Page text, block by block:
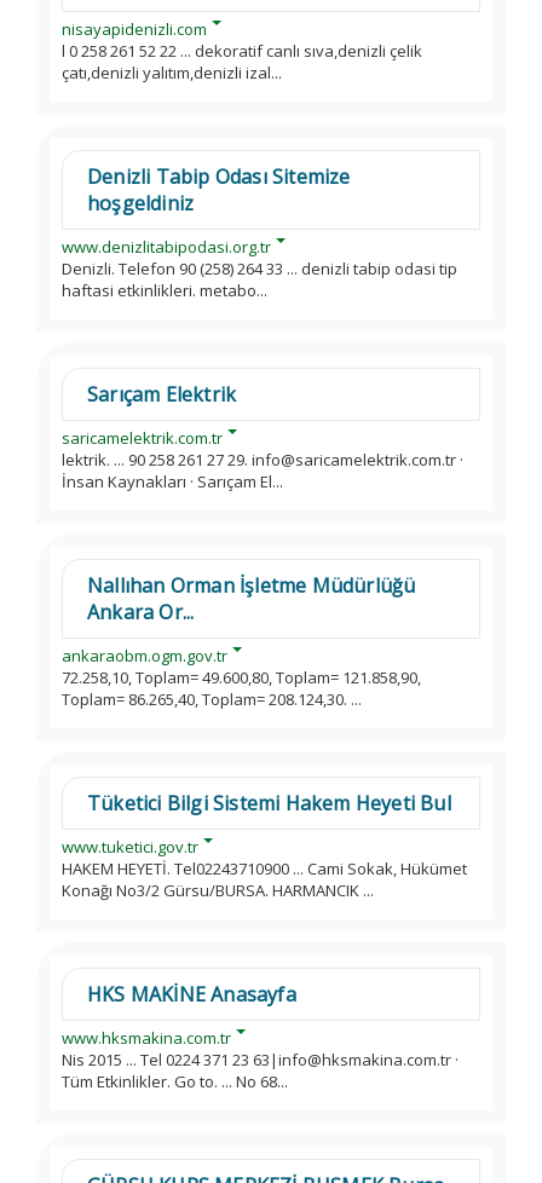
nisayapidenizli.com
l 0 258 261 52 22 ... dekoratif canlı sıva,denizli çelik
çatı,denizli yalıtım,denizli izal...
Denizli Tabip Odası Sitemize
hoşgeldiniz
www.denizlitabipodasi.org.tr
Denizli. Telefon 90 (258) 264 33 ... denizli tabip odasi tip
haftasi etkinlikleri. metabo...
Sarıçam Elektrik
saricamelektrik.com.tr
lektrik. ... 90 258 261 27 29. info@saricamelektrik.com.tr ·
İnsan Kaynakları · Sarıçam El...
Nallıhan Orman İşletme Müdürlüğü
Ankara Or...
ankaraobm.ogm.gov.tr
72.258,10, Toplam= 49.600,80, Toplam= 121.858,90,
Toplam= 86.265,40, Toplam= 208.124,30. ...
Tüketici Bilgi Sistemi Hakem Heyeti Bul
www.tuketici.gov.tr
HAKEM HEYETİ. Tel02243710900 ... Cami Sokak, Hükümet
Konağı No3/2 Gürsu/BURSA. HARMANCIK ...
HKS MAKİNE Anasayfa
www.hksmakina.com.tr
Nis 2015 ... Tel 0224 371 23 63|info@hksmakina.com.tr ·
Tüm Etkinlikler. Go to. ... No 68...